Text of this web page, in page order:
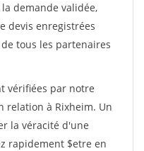
demande validée,
devis enregistrées
tous les partenaires
vérifiées par notre
relation à Rixheim. Un
la véracité d'une
rapidement $etre en